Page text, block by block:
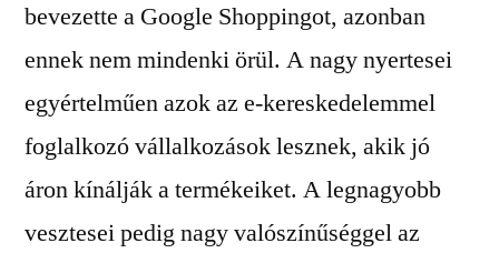
bevezette a Google Shoppingot, azonban
ennek nem mindenki örül. A nagy nyertesei
egyértelműen azok az e-kereskedelemmel
foglalkozó vállalkozások lesznek, akik jó
áron kínálják a termékeiket. A legnagyobb
vesztesei pedig nagy valószínűséggel az